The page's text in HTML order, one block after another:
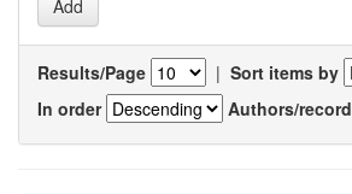
Results/Page | Sort items by
In order
Authors/record